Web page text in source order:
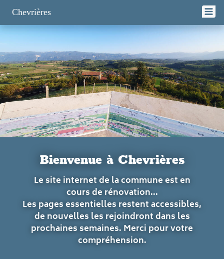
Chevrières
Bienvenue à Chevrières
Le site internet de la commune est en
cours de rénovation...
Les pages essentielles restent accessibles,
de nouvelles les rejoindront dans les
prochaines semaines. Merci pour votre
compréhension.